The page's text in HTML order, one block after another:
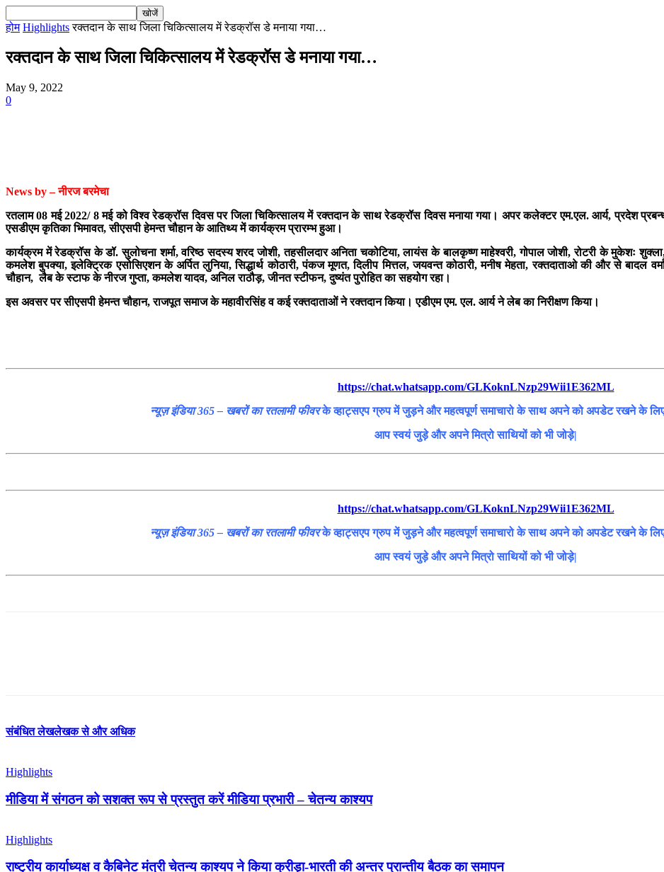
होम Highlights रक्तदान के साथ जिला चिकित्सालय में रेडक्रॉस डे मनाया गया…
रक्तदान के साथ जिला चिकित्सालय में रेडक्रॉस डे मनाया गया…
May 9, 2022
0
News by – नीरज बरमेचा
रतलाम 08 मई 2022/ 8 मई को विश्व रेडक्रॉस दिवस पर जिला चिकित्सालय में रक्तदान के साथ रेडक्रॉस दिवस मनाया गया। अपर कलेक्टर एम.एल. आर्य, प्रदेश प्रबन्ध
एसडीएम कृतिका भिमावत, सीएसपी हेमन्त चौहान के आतिथ्य में कार्यक्रम प्रारम्भ हुआ।
कार्यक्रम में रेडक्रॉस के डॉ. सुलोचना शर्मा, वरिष्ठ सदस्य शरद जोशी, तहसीलदार अनिता चकोटिया, लायंस के बालकृष्ण माहेश्वरी, गोपाल जोशी, रोटरी के मुकेशः
कमलेश बुपक्या, इलेक्ट्रिक एसोसिएशन के अर्पित लुनिया, सिद्धार्थ कोठारी, पंकज मूणत, दिलीप मित्तल, जयवन्त कोठारी, मनीष मेहता, रक्तदाताओ की और से बादल
चौहान, लैब के स्टाफ के नीरज गुप्ता, कमलेश यादव, अनिल राठौड़, जीनत स्टीफन, दुष्यंत पुरोहित का सहयोग रहा।
इस अवसर पर सीएसपी हेमन्त चौहान, राजपूत समाज के महावीरसिंह व कई रक्तदाताओं ने रक्तदान किया। एडीएम एम. एल. आर्य ने लेब का निरीक्षण किया।
https://chat.whatsapp.com/GLKoknLNzp29Wii1E362ML
न्यूज़ इंडिया 365 – खबरों का रतलामी फीवरके व्हाट्सएप ग्रुप में जुड़ने और महत्वपूर्ण समाचारो के साथ अपने को अपडेट रखने के
आप स्वयं जुड़े और अपने मित्रो साथियों को भी जोड़े|
https://chat.whatsapp.com/GLKoknLNzp29Wii1E362ML
न्यूज़ इंडिया 365 – खबरों का रतलामी फीवरके व्हाट्सएप ग्रुप में जुड़ने और महत्वपूर्ण समाचारो के साथ अपने को अपडेट रखने के
आप स्वयं जुड़े और अपने मित्रो साथियों को भी जोड़े|
संबंधित लेखलेखक से और अधिक
Highlights
मीडिया में संगठन को सशक्त रूप से प्रस्तुत करें मीडिया प्रभारी – चेतन्य काश्यप
Highlights
राष्ट्रीय कार्याध्यक्ष व कैबिनेट मंत्री चेतन्य काश्यप ने किया क्रीड़ा-भारती की अन्तर प्रान्तीय बैठक का समापन